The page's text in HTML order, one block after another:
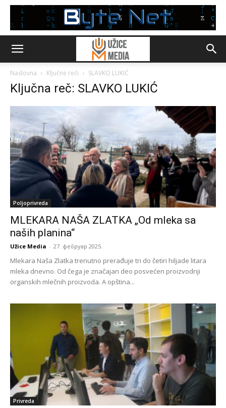
Naslovna Ključne reči SLAVKO LUKIĆ
Ključna reč: SLAVKO LUKIĆ
Poljoprivreda
MLEKARA NAŠA ZLATKA „Od mleka sa
naših planina“
Užice Media - 27. фебруар 2025.
Mlekara Naša Zlatka trenutno prerađuje tri do četiri hiljade litara
mleka dnevno. Od čega je značajan deo posvećen proizvodnji
organskih mlečnih proizvoda. A opština...
Privreda